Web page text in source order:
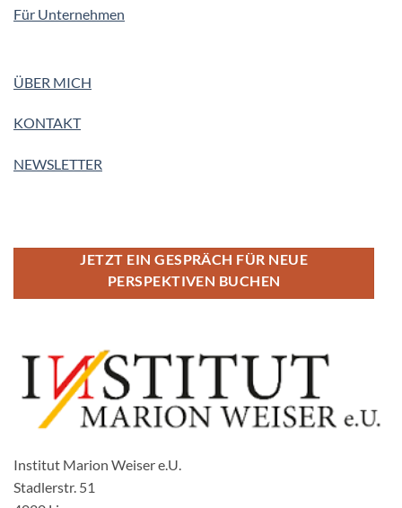
Für Unternehmen
ÜBER MICH
KONTAKT
NEWSLETTER
JETZT EIN GESPRÄCH FÜR NEUE
PERSPEKTIVEN BUCHEN
Institut Marion Weiser e.U.
Stadlerstr. 51